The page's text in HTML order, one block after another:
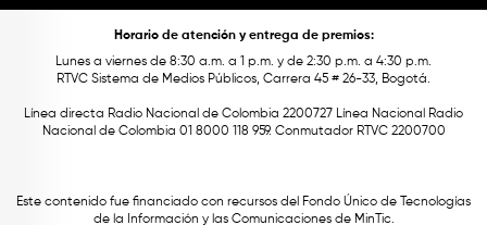
Horario de atención y entrega de premios:
Lunes a viernes de 8:30 a.m. a 1 p.m. y de 2:30 p.m. a 4:30 p.m.
RTVC Sistema de Medios Públicos, Carrera 45 # 26-33, Bogotá.
Línea directa Radio Nacional de Colombia 2200727 Línea Nacional Radio
Nacional de Colombia 01 8000 118 959. Conmutador RTVC 2200700
Este contenido fue financiado con recursos del Fondo Único de Tecnologías
de la Información y las Comunicaciones de MinTic.